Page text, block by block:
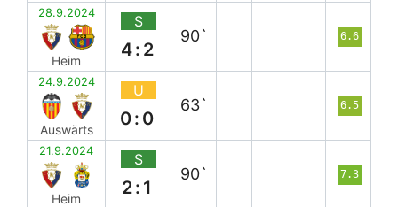
28.9.2024
Heim
S
4:2
90` 6.6
24.9.2024
Auswärts
U
0:0
63` 6.5
21.9.2024
Heim
S
2:1
90` 7.3